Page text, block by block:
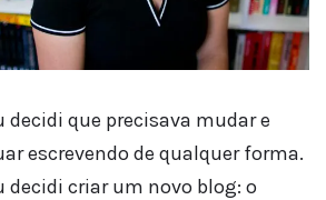
decidi que precisava mudar e
escrevendo de qualquer forma.
decidi criar um novo blog: o